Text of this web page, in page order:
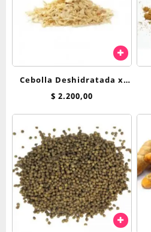
Cebolla Deshidratada x
100 g
$ 2.200,00